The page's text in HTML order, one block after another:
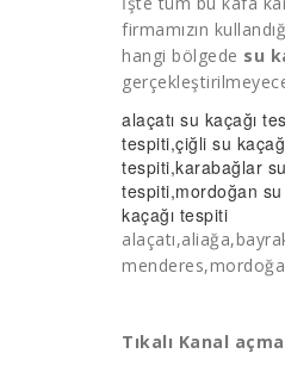
firmamızın
hangi bölgede su
alaçatı su kaçağı
tespiti,çiğli su
tespiti,karabağlar
tespiti,mordoğan
kaçağı tespiti
Tıkalı Kanal